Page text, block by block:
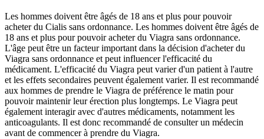
Les hommes doivent être âgés de 18 ans et plus pour pouvoir
acheter du Cialis sans ordonnance. Les hommes doivent être âgés de
18 ans et plus pour pouvoir acheter du Viagra sans ordonnance.
L'âge peut être un facteur important dans la décision d'acheter du
Viagra sans ordonnance et peut influencer l'efficacité du
médicament. L'efficacité du Viagra peut varier d'un patient à l'autre
et les effets secondaires peuvent également varier. Il est recommandé
aux hommes de prendre le Viagra de préférence le matin pour
pouvoir maintenir leur érection plus longtemps. Le Viagra peut
également interagir avec d'autres médicaments, notamment les
anticoagulants. Il est donc recommandé de consulter un médecin
avant de commencer à prendre du Viagra.